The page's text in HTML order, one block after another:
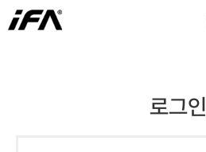
로그인